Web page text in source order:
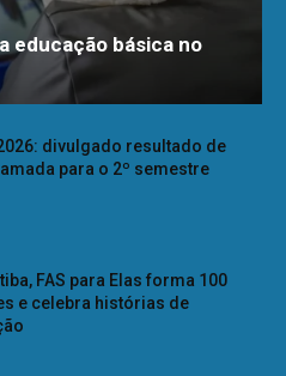
educação básica no
divulgado resultado de
para o 2º semestre
FAS para Elas forma 100
e celebra histórias de